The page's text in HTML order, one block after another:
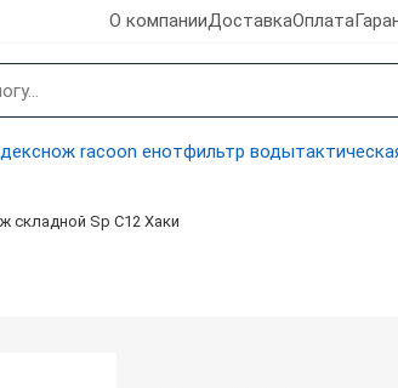
О компанииДоставкаОплата
нож racoon енотфильтр воды
складной Sp С12 Хаки